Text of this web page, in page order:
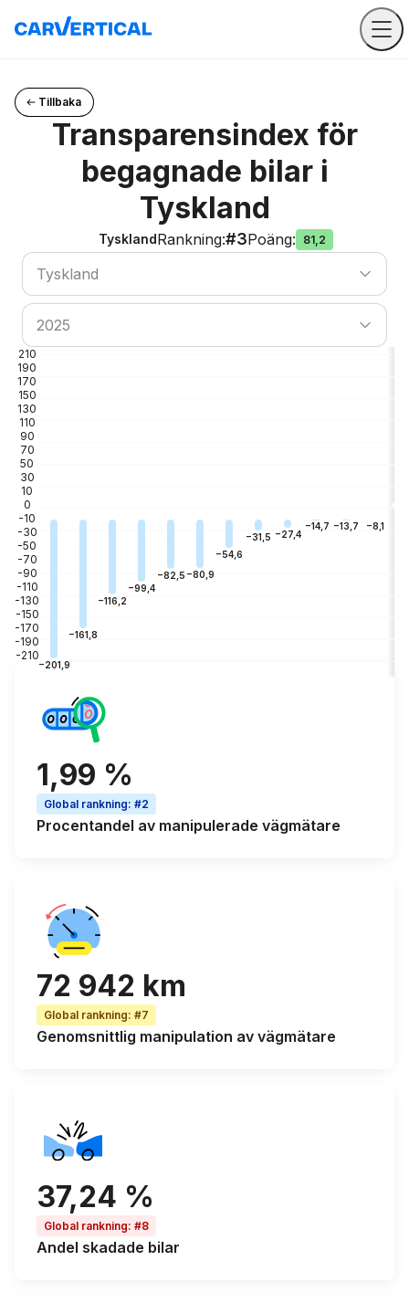
Tillbaka
Transparensindex för
begagnade bilar i
Tyskland
TysklandRankning:#3Poäng: 81,2
Sök land
Tyskland
Sök land
2025
210
190
170
150
130
110
90
70
50
30
10
0
-10
-30
-50
-70
-90
-110
-130
-150
-170
-190
-210
−201,9
−161,8
−116,2
−99,4
−82,5 −80,9
−54,6
−31,5 −27,4
−14,7 −13,7 −8,1
1,99 %
Global rankning: #2
Procentandel av manipulerade vägmätare
72 942 km
Global rankning: #7
Genomsnittlig manipulation av vägmätare
37,24 %
Global rankning: #8
Andel skadade bilar